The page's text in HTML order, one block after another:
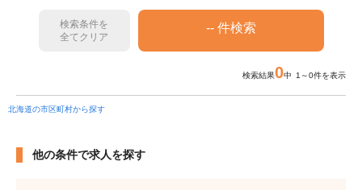
検索条件を
全てクリア
検索結果0中 1～0件を表示
北海道の市区町村から探す
他の条件で求人を探す